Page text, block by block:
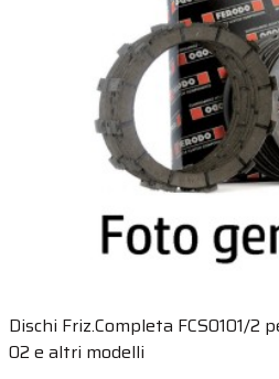
Dischi Friz.Completa FCS0101/2
02 e altri modelli